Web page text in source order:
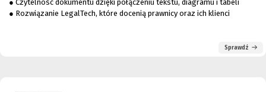
● Czytelność dokumentu dzięki połączeniu tekstu, diagramu i tabeli
● Rozwiązanie LegalTech, które docenią prawnicy oraz ich klienci
Sprawdź